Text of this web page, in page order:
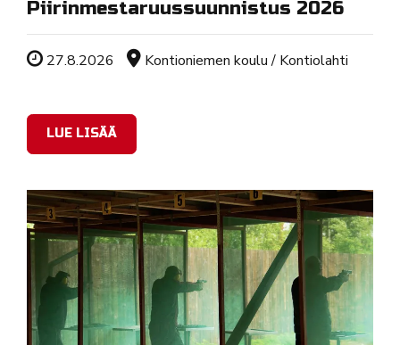
Piirinmestaruussuunnistus 2026
Tapahtuman ajankohta
27.8.2026 Sijainti
Kontioniemen koulu / Kontiolahti
LUE LISÄÄ